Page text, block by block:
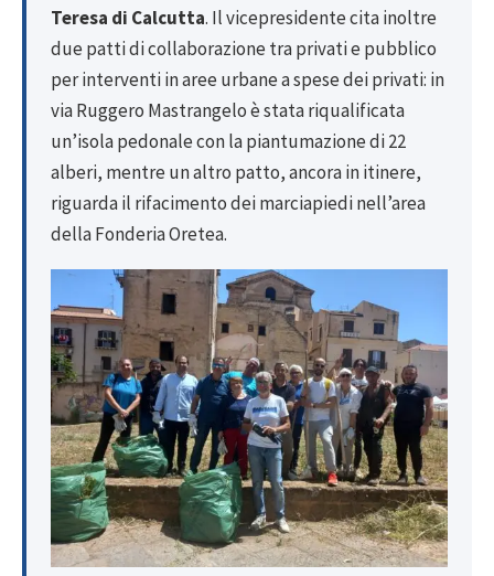
Teresa di Calcutta. Il vicepresidente cita inoltre
due patti di collaborazione tra privati e pubblico
per interventi in aree urbane a spese dei privati: in
via Ruggero Mastrangelo è stata riqualificata
un’isola pedonale con la piantumazione di 22
alberi, mentre un altro patto, ancora in itinere,
riguarda il rifacimento dei marciapiedi nell’area
della Fonderia Oretea.